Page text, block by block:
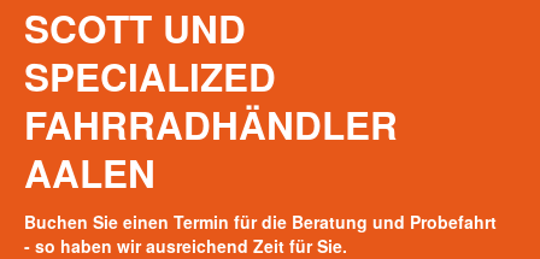
SCOTT UND
SPECIALIZED
FAHRRADHÄNDLER
AALEN
Buchen Sie einen Termin für die Beratung und Probefahrt
- so haben wir ausreichend Zeit für Sie.